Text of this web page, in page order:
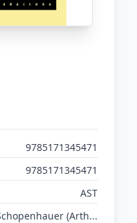
9785171345471
9785171345471
AST
(Arth...